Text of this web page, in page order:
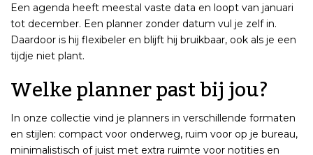
Een agenda heeft meestal vaste data en loopt van januari
tot december. Een planner zonder datum vul je zelf in.
Daardoor is hij flexibeler en blijft hij bruikbaar, ook als je een
tijdje niet plant.
Welke planner past bij jou?
In onze collectie vind je planners in verschillende formaten
en stijlen: compact voor onderweg, ruim voor op je bureau,
minimalistisch of juist met extra ruimte voor notities en